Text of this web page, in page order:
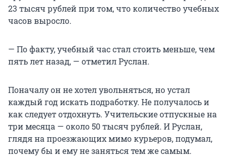
23 тысяч рублей при том, что количество учебных
часов выросло.
— По факту, учебный час стал стоить меньше, чем
пять лет назад, — отметил Руслан.
Поначалу он не хотел увольняться, но устал
каждый год искать подработку. Не получалось и
как следует отдохнуть. Учительские отпускные на
три месяца — около 50 тысяч рублей. И Руслан,
глядя на проезжающих мимо курьеров, подумал,
почему бы и ему не заняться тем же самым.